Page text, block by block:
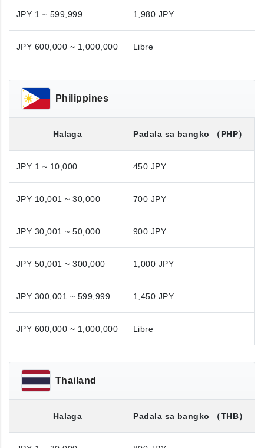
JPY 1 ~ 599,999 1,980 JPY
JPY 600,000 ~ 1,000,000 Libre
Philippines
Halaga Padala sa bangko （PHP）
JPY 1 ~ 10,000 450 JPY
JPY 10,001 ~ 30,000 700 JPY
JPY 30,001 ~ 50,000 900 JPY
JPY 50,001 ~ 300,000 1,000 JPY
JPY 300,001 ~ 599,999 1,450 JPY
JPY 600,000 ~ 1,000,000 Libre
Thailand
Halaga Padala sa bangko （THB）